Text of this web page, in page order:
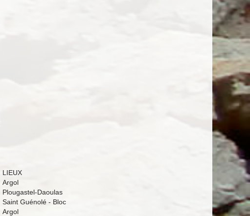
LIEUX
Argol
Plougastel-Daoulas
Saint Guénolé - Bloc
Argol